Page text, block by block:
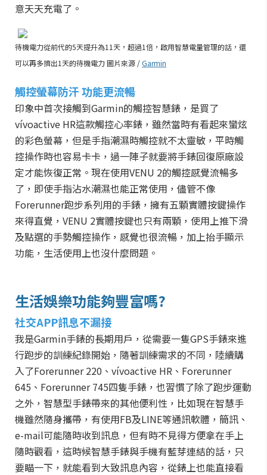
意天天充電了。
待機電力從前代的5天提升為11天，超過1倍，啟用智慧電量管理的話，還
可以再多擠出1天的待機電力 圖片來源 /Garmin
觸控螢幕防汗 功能更流暢
印象中首次接觸到Garmin的觸控智慧錶，是買了
vívoactive HR這款觸控心率錶，雖然當時有看起來蠻炫
的彩色螢幕，但是手指潮濕時觸控就不太靈敏，平時觸
控操作時也容易卡卡，過一陣子就要將手錶回復原廠設
定才能恢復正常。現在使用VENU 2的觸控感覺流暢多
了，即使手指沾水潮濕也能正常使用，儘管不像
Forerunner跑步系列用的手錶，擁有五顆實體按鍵操作
來得直覺， VENU 2實體按鍵也只有兩顆，使用上推下滑
及點選的手勢觸控操作，感覺也很流暢，加上抬手顯示
功能，生活使用上也沒什麼問題。
生活娛樂功能夠豐富嗎?
社交APP訊息不漏接
我是Garmin手錶的長期用戶，從需要一隻GPS手錶來進
行跑步的訓練紀錄開始，隨著訓練需求的不同，陸續購
入了Forerunner 220、vívoactive HR、Forerunner
645、Forerunner 745四隻手錶，也習慣了除了跑步運動
之外，智慧型手錶帶來的其他便利性，比如現在智慧手
機雖然隨身攜帶，有使用FB及LINE等通訊軟體，簡訊、
e-mail可能隨時收到訊息，但有時不見得方便拿在手上
隨時觀看，這時候智慧手錶與手機有藍芽連結的話，只
要瞄一下，就能看到大致訊息內容，從錶上也能直接看